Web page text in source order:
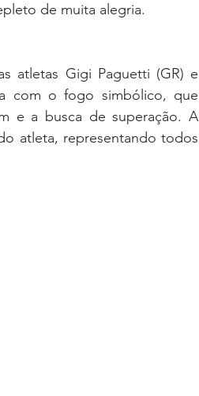
de muita alegria.
atletas Gigi Paguetti (GR) e
com o fogo simbólico, que
e a busca de superação. A
atleta, representando todos